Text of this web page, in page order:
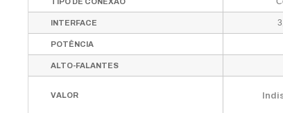
INTERFACE
POTÊNCIA
ALTO-FALANTES
VALOR